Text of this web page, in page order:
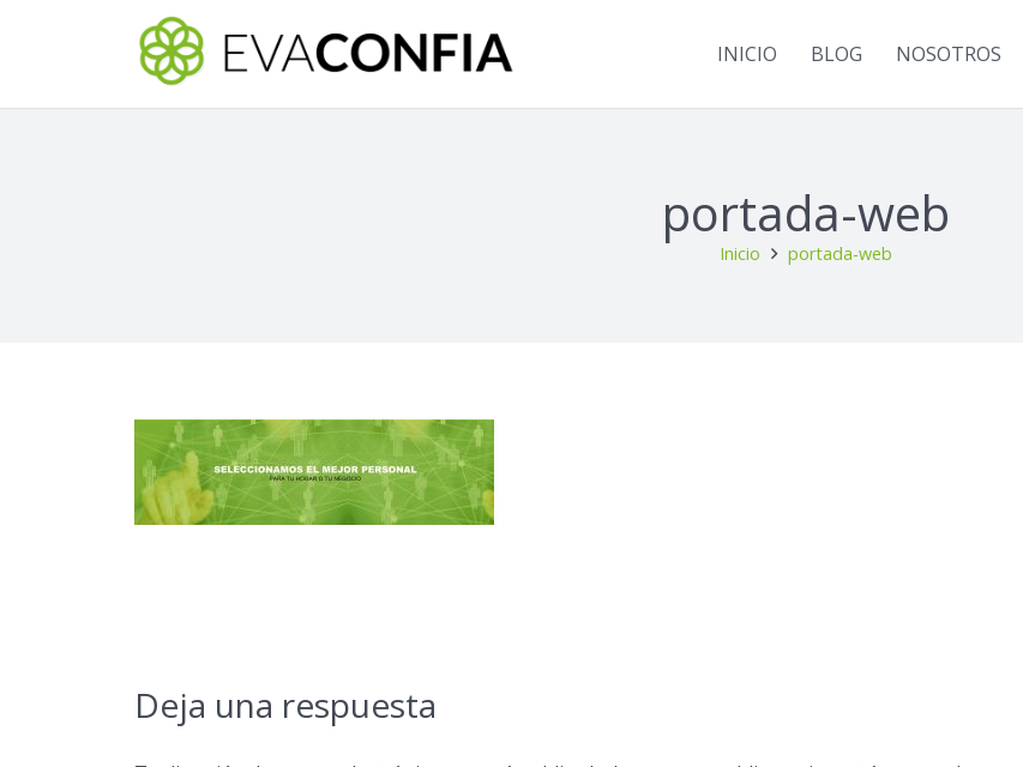
INICIO BLOG NOSOTROS
portada-web
Inicio portada-web
Deja una respuesta